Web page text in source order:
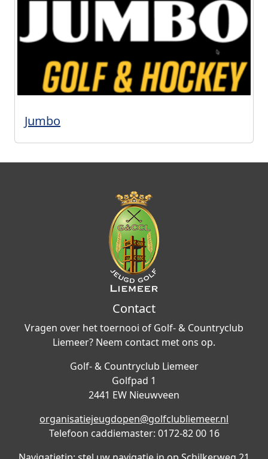
Jumbo
Contact
Vragen over het toernooi of Golf- & Countryclub
Liemeer? Neem contact met ons op.
Golf- & Countryclub Liemeer
Golfpad 1
2441 EW Nieuwveen
organisatiejeugdopen@golfclubliemeer.nl
Telefoon caddiemaster: 0172-82 00 16